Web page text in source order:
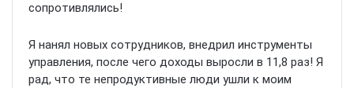
сопротивлялись!
Я нанял новых сотрудников, внедрил инструменты
управления, после чего доходы выросли в 11,8 раз! Я
рад, что те непродуктивные люди ушли к моим